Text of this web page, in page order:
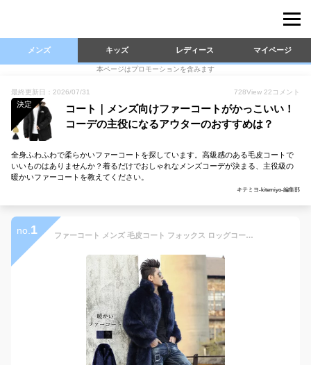
メンズ キッズ レディース マイページ
本ページはプロモーションを含みます
最終更新日：2026/07/31 728View 22 コメント
決定
コート｜メンズ向けファーコートがかっこいい！
コーデの主役になるアウターのおすすめは？
全身ふわふわで柔らかいファーコートを探しています。高級感のある毛皮コートで
いいものはありませんか？着るだけでおしゃれなメンズコーデが決まる、主役級の
暖かいファーコートを教えてください。
キテミヨ-kitemiyo-編集部
no. 1 ファーコート メンズ 毛皮コート フォックス ロッグコート フェイクファー メンズコート アウター 高級 厚手 おしゃれ 上着 暖かい 防寒 冬服 秋服 新作 送料無料